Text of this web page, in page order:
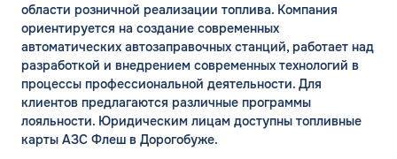
области розничной реализации топлива. Компания
ориентируется на создание современных
автоматических автозаправочных станций, работает над
разработкой и внедрением современных технологий в
процессы профессиональной деятельности. Для
клиентов предлагаются различные программы
лояльности. Юридическим лицам доступны топливные
карты АЗС Флеш в Дорогобуже.